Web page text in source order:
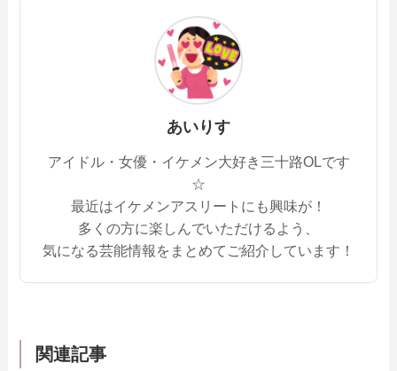
あいりす
アイドル・女優・イケメン大好き三十路OLです
☆
最近はイケメンアスリートにも興味が！
多くの方に楽しんでいただけるよう、
気になる芸能情報をまとめてご紹介しています！
関連記事